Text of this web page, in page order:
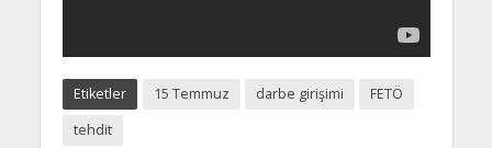
Etiketler 15 Temmuz darbe girişimi
FETÖ
tehdit